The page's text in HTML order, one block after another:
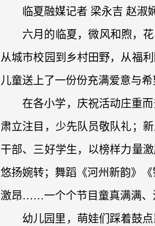
临夏融媒记者 梁永吉 赵淑
六月的临夏，微风和煦，
从城市校园到乡村田野，从福
儿童送上了一份份充满爱意与希
在各小学，庆祝活动庄重
肃立注目，少先队员敬队礼；
干部、三好学生，以榜样力量
悠扬婉转；舞蹈《河州新韵》
激昂……一个个节目童真满满、
幼儿园里，萌娃们踩着鼓